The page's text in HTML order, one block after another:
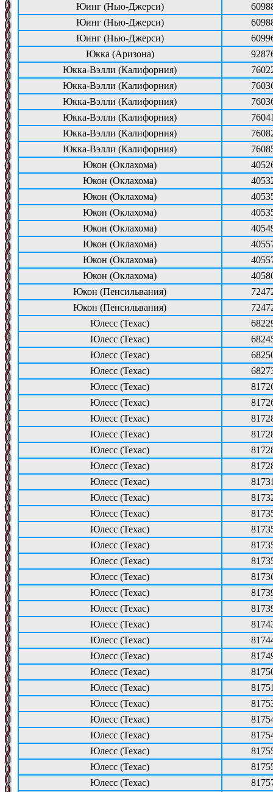
Юинг (Нью-Джерси)
Юинг (Нью-Джерси)
Юинг (Нью-Джерси)
Юкка (Аризона)
Юкка-Вэлли (Калифорния)
Юкка-Вэлли (Калифорния)
Юкка-Вэлли (Калифорния)
Юкка-Вэлли (Калифорния)
Юкка-Вэлли (Калифорния)
Юкка-Вэлли (Калифорния)
Юкон (Оклахома)
Юкон (Оклахома)
Юкон (Оклахома)
Юкон (Оклахома)
Юкон (Оклахома)
Юкон (Оклахома)
Юкон (Оклахома)
Юкон (Оклахома)
Юкон (Пенсильвания)
Юкон (Пенсильвания)
Юлесс (Техас)
Юлесс (Техас)
Юлесс (Техас)
Юлесс (Техас)
Юлесс (Техас)
Юлесс (Техас)
Юлесс (Техас)
Юлесс (Техас)
Юлесс (Техас)
Юлесс (Техас)
Юлесс (Техас)
Юлесс (Техас)
Юлесс (Техас)
Юлесс (Техас)
Юлесс (Техас)
Юлесс (Техас)
Юлесс (Техас)
Юлесс (Техас)
Юлесс (Техас)
Юлесс (Техас)
Юлесс (Техас)
Юлесс (Техас)
Юлесс (Техас)
Юлесс (Техас)
Юлесс (Техас)
Юлесс (Техас)
Юлесс (Техас)
Юлесс (Техас)
Юлесс (Техас)
Юлесс (Техас)